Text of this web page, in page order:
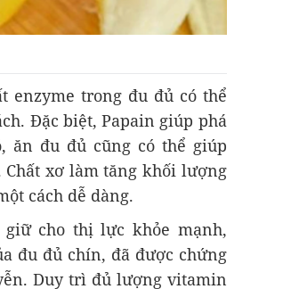
enzyme trong đu đủ có thể
Đặc biệt, Papain giúp phá
ăn đu đủ cũng có thể giúp
Chất xơ làm tăng khối lượng
cách dễ dàng.
giữ cho thị lực khỏe mạnh,
đu đủ chín, đã được chứng
Duy trì đủ lượng vitamin